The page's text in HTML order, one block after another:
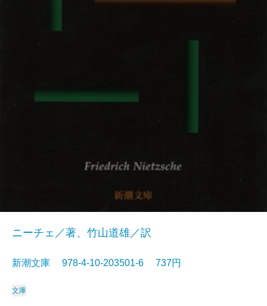
ニーチェ／著、竹山道雄／訳
新潮文庫 978-4-10-203501-6 737円
文庫